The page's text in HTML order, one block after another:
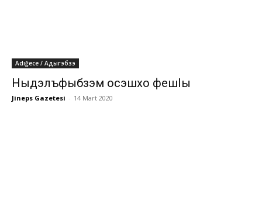
Adığece / Адыгэбзэ
Ныдэлъфыбзэм осэшхо фешIы
Jineps Gazetesi - 14 Mart 2020